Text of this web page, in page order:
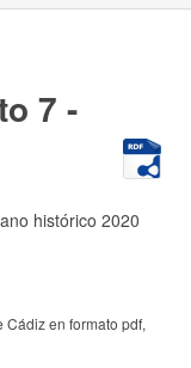
7 -
histórico 2020
en formato pdf,